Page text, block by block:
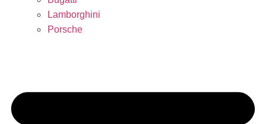
Lamborghini
Porsche